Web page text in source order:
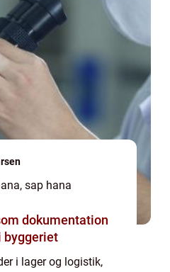
sap hana
dokumentation
i lager og logistik,